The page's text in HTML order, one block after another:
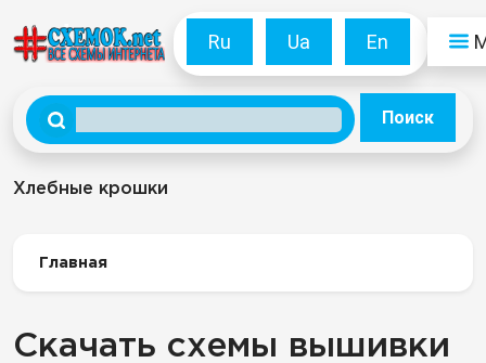
Ru Ua En
Поиск
Хлебные крошки
Главная
Скачать схемы вышивки